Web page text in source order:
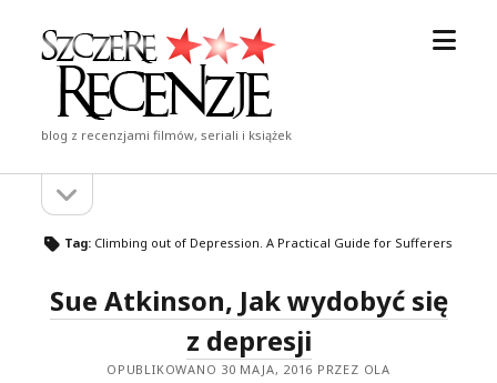
Szczere
Recenzje
blog z recenzjami filmów, seriali i książek
Pasek
boczny
pasek
Tag: Climbing out of Depression. A Practical Guide for Sufferers
Sue Atkinson, Jak wydobyć się
z depresji
OPUBLIKOWANO 30 MAJA, 2016 PRZEZ OLA